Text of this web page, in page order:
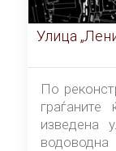
Улица
По
изведена
водоводна